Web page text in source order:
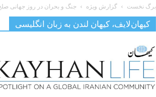
برگ نخست گزارش ویژه جنگ و بحران در روز جهانی
کیهان‌لایف، کیهان لندن به زبان انگلیسی